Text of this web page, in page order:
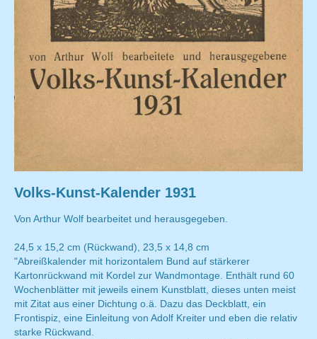
Volks-Kunst-Kalender 1931
Von Arthur Wolf bearbeitet und herausgegeben.
24,5 x 15,2 cm (Rückwand), 23,5 x 14,8 cm
"Abreißkalender mit horizontalem Bund auf stärkerer
Kartonrückwand mit Kordel zur Wandmontage. Enthält rund 60
Wochenblätter mit jeweils einem Kunstblatt, dieses unten meist
mit Zitat aus einer Dichtung o.ä. Dazu das Deckblatt, ein
Frontispiz, eine Einleitung von Adolf Kreiter und eben die relativ
starke Rückwand.